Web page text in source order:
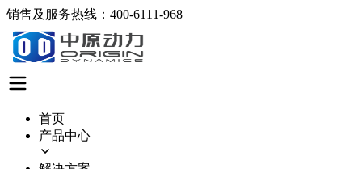
销售及服务热线：400-6111-968
首页
产品中心